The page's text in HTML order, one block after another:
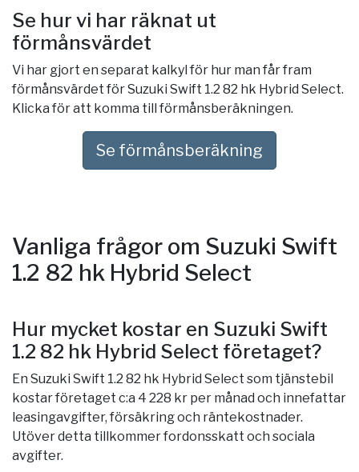
Se hur vi har räknat ut
förmånsvärdet
Vi har gjort en separat kalkyl för hur man får fram
förmånsvärdet för Suzuki Swift 1.2 82 hk Hybrid Select.
Klicka för att komma till förmånsberäkningen.
Se förmånsberäkning
Vanliga frågor om Suzuki Swift
1.2 82 hk Hybrid Select
Hur mycket kostar en Suzuki Swift
1.2 82 hk Hybrid Select företaget?
En Suzuki Swift 1.2 82 hk Hybrid Select som tjänstebil
kostar företaget c:a 4 228 kr per månad och innefattar
leasingavgifter, försäkring och räntekostnader.
Utöver detta tillkommer fordonsskatt och sociala
avgifter.